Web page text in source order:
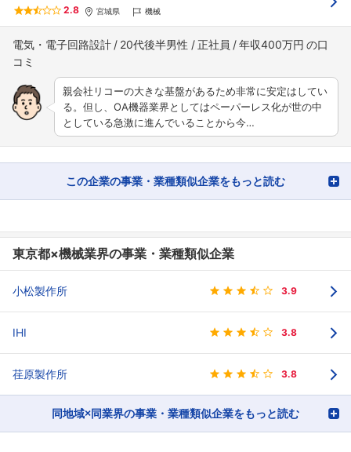
2.8 宮城県 機械
電気・電子回路設計 20代後半男性 正社員 年収400万円
親会社リコーの大きな基盤があるため非常に安定はしてい
る。但し、OA機器業界としてはペーパーレス化が世の中
としている急激に進んでいることから今…
この企業の事業・業種類似企業をもっと読む
東京都×機械業界の事業・業種類似企業
小松製作所 3.9
IHI 3.8
荏原製作所 3.8
同地域×同業界の事業・業種類似企業をもっと読む